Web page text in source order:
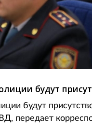
будут
будут
передает